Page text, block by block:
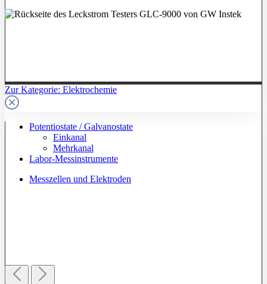
Zur Kategorie: Elektrochemie
Potentiostate / Galvanostate
Einkanal
Mehrkanal
Labor-Messinstrumente
Messzellen und Elektroden